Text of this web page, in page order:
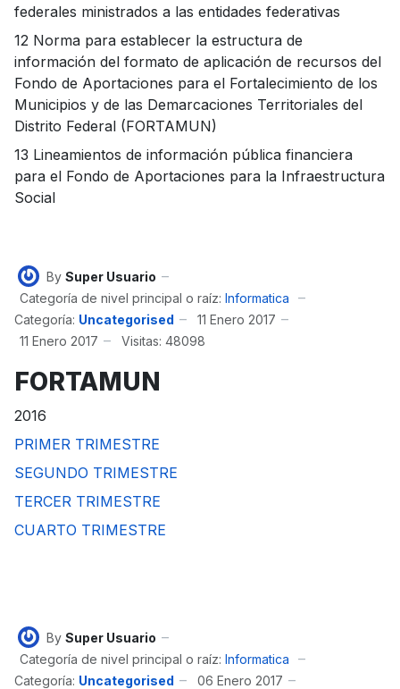
federales ministrados a las entidades federativas
12 Norma para establecer la estructura de
información del formato de aplicación de recursos del
Fondo de Aportaciones para el Fortalecimiento de los
Municipios y de las Demarcaciones Territoriales del
Distrito Federal (FORTAMUN)
13 Lineamientos de información pública financiera
para el Fondo de Aportaciones para la Infraestructura
Social
By Super Usuario
Categoría de nivel principal o raíz: Informatica
Categoría: Uncategorised
11 Enero 2017
11 Enero 2017
Visitas: 48098
FORTAMUN
2016
PRIMER TRIMESTRE
SEGUNDO TRIMESTRE
TERCER TRIMESTRE
CUARTO TRIMESTRE
By Super Usuario
Categoría de nivel principal o raíz: Informatica
Categoría: Uncategorised
06 Enero 2017